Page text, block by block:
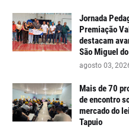
Jornada
Premiação
destacam
São Miguel
agosto 03,
Mais de 70
de encontro
mercado do
Tapuio